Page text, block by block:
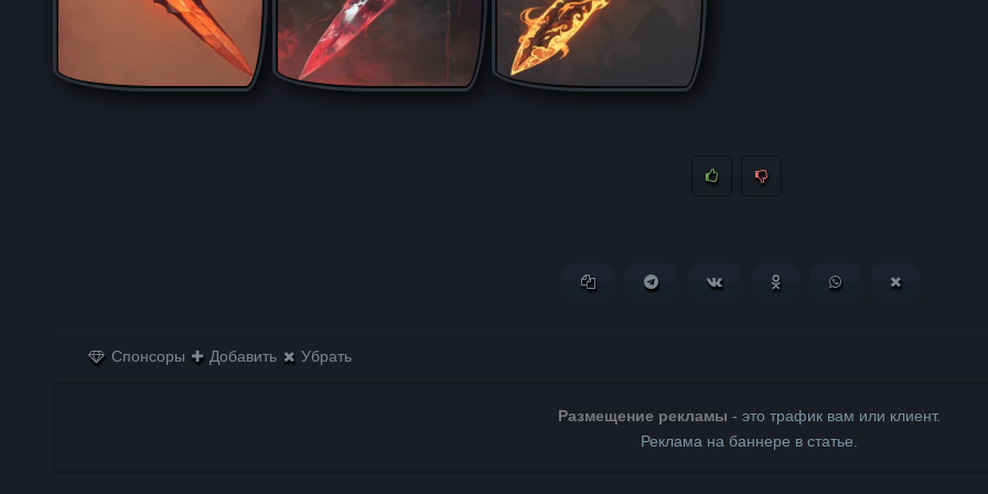
Копировать ссылкуПоделиться в Telegram
Поделиться ВКонтакте
Поделиться вПоделиться в
Спонсоры Добавить Убрать
Размещение рекламы - это трафик вам или клиент.
Реклама на баннере в статье.